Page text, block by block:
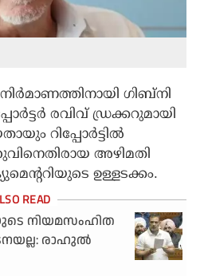
ഗിബ്നി
രവിവ് ഡ്രക്കറുമായി
റിപ്പോര്‍ട്ടില്‍
അഴിമതി
ഉള്ളടക്കം.
നിയമസംഹിത
രാഹുല്‍